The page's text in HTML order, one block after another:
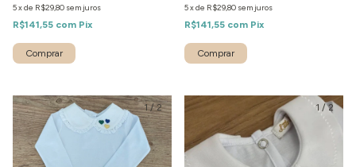
5xde R$29,80 sem juros
R$141,55 com Pix
5xde R$29,80 sem juros
R$141,55 com Pix
1/2 1 /2